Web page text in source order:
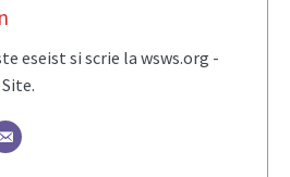
eseist si scrie la wsws.org -